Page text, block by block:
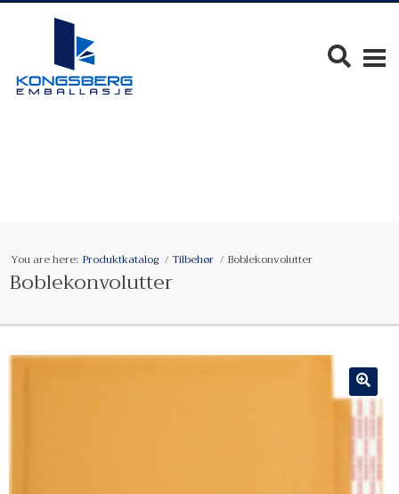
You are here: Produktkatalog Tilbehør Boblekonvolutter
Boblekonvolutter